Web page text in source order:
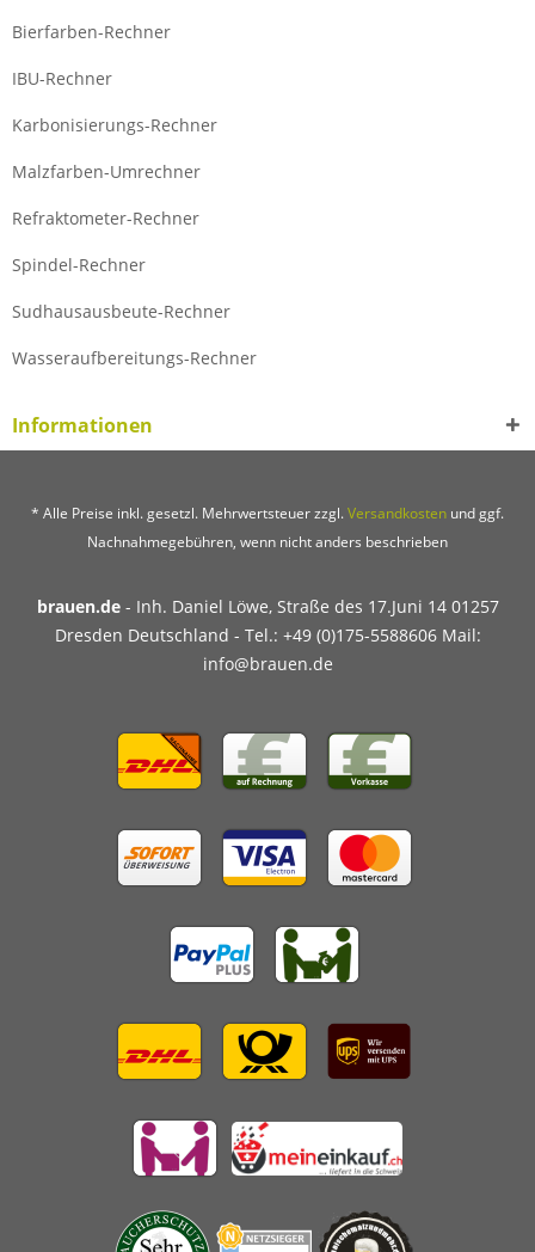
Bierfarben-Rechner
IBU-Rechner
Karbonisierungs-Rechner
Malzfarben-Umrechner
Refraktometer-Rechner
Spindel-Rechner
Sudhausausbeute-Rechner
Wasseraufbereitungs-Rechner
Informationen
* Alle Preise inkl. gesetzl. Mehrwertsteuer zzgl.Versandkosten und ggf.
Nachnahmegebühren, wenn nicht anders beschrieben
brauen.de- Inh. Daniel Löwe, Straße des 17.Juni 14 01257
Dresden Deutschland - Tel.: +49 (0)175-5588606 Mail:
info@brauen.de